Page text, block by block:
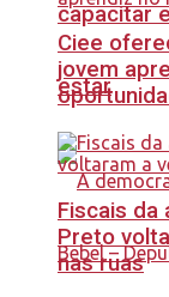
capacitar
estar
Ciee
jovem
Fiscais da
Preto
nas ruas